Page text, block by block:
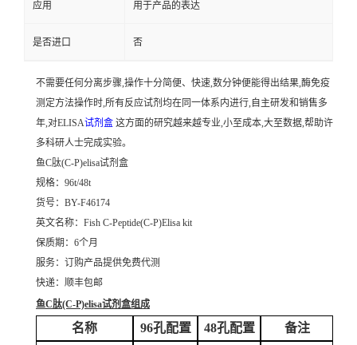
应用 用于产品的表达
是否进口 否
不需要任何分离步骤,操作十分简便、快速,数分钟便能得出结果,酶免疫
测定方法操作时,所有反应试剂均在同一体系内进行,自主研发和销售多
年,对ELISA试剂盒 这方面的研究越来越专业,小至成本,大至数据,帮助许
多科研人士完成实验。
鱼C肽(C-P)elisa试剂盒
规格：96t/48t
货号：BY-F46174
英文名称： Fish C-Peptide(C-P)Elisa kit
保质期：6个月
服务：订购产品提供免费代测
快递：顺丰包邮
鱼C肽(C-P)elisa试剂盒组成
名称 96孔配置 48孔配置 备注